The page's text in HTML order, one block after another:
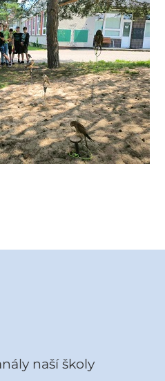
naší školy